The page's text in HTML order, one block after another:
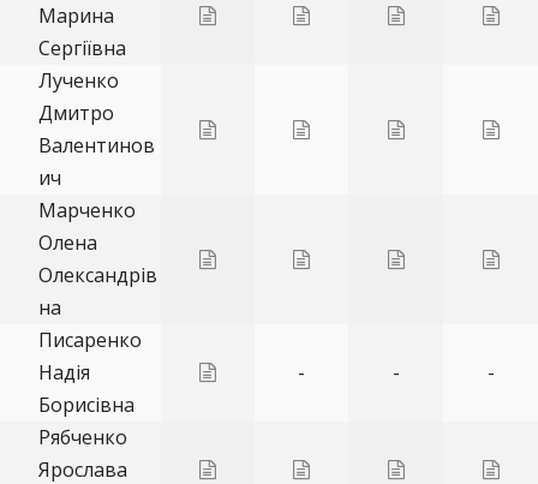
Марина
Сергіївна
Лученко
Дмитро
Валентинов
ич
Марченко
Олена
Олександрів
на
Писаренко
Надія
Борисівна
- - -
Рябченко
Ярослава